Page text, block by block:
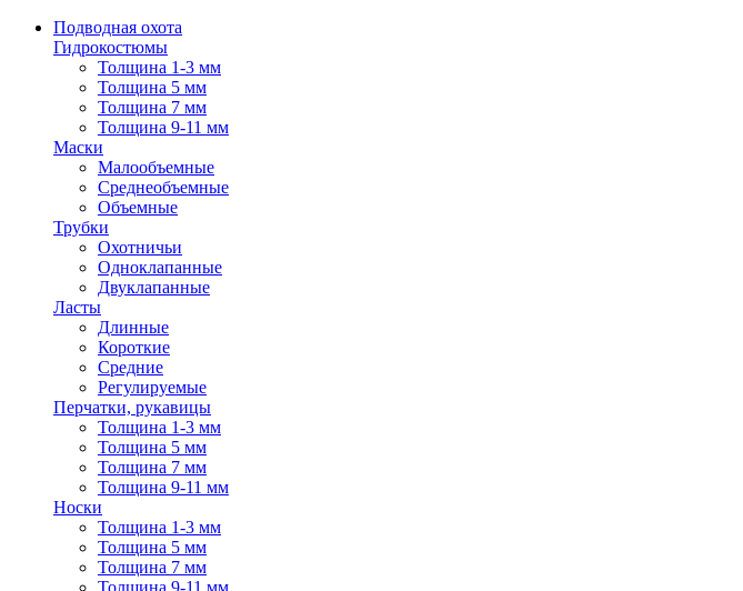
Подводная охота
Гидрокостюмы
Толщина 1-3 мм
Толщина 5 мм
Толщина 7 мм
Толщина 9-11 мм
Маски
Малообъемные
Среднеобъемные
Объемные
Трубки
Охотничьи
Одноклапанные
Двуклапанные
Ласты
Длинные
Короткие
Средние
Регулируемые
Перчатки, рукавицы
Толщина 1-3 мм
Толщина 5 мм
Толщина 7 мм
Толщина 9-11 мм
Носки
Толщина 1-3 мм
Толщина 5 мм
Толщина 7 мм
Толщина 9-11 мм